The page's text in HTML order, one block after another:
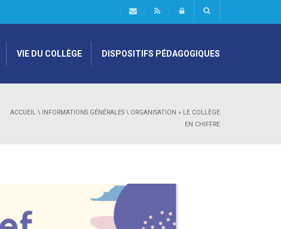
VIE DU COLLÈGE DISPOSITIFS PÉDAGOGIQUES
ACCUEIL \ INFORMATIONS GÉNÉRALES \ ORGANISATION » LE COLLÈGE
EN CHIFFRE